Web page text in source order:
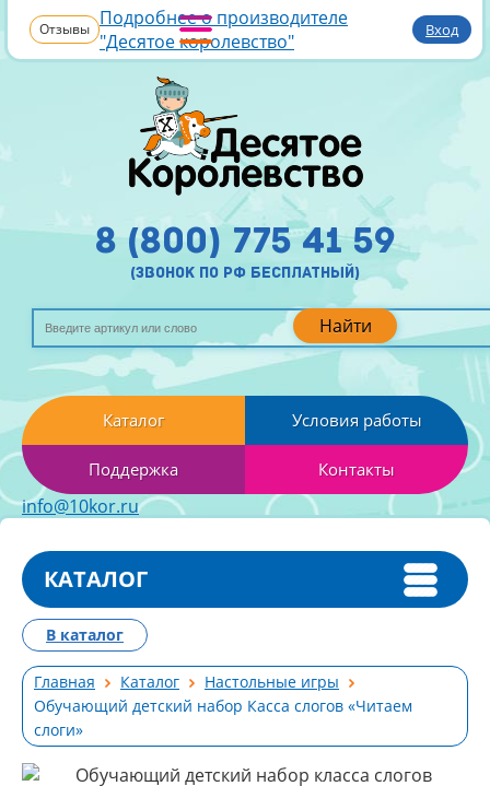
Отзывы Подробнее о производителе
"Десятое королевство"
Вход
Найти
8 (800) 775 41 59
(звонок по рф бесплатный)
Каталог Условия работы
Поддержка Контакты
info@10kor.ru
КАТАЛОГ
Главная Каталог
Настольные игры
Обучающий детский набор Касса слогов «Читаем
слоги»
В каталог